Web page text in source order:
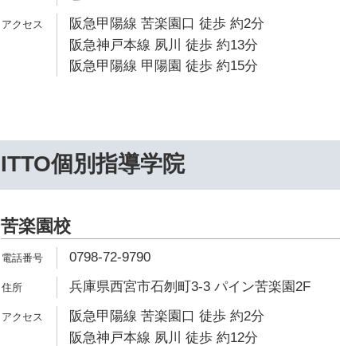
阪急甲陽線 苦楽園口 徒歩 約2分
阪急神戸本線 夙川 徒歩 約13分
阪急甲陽線 甲陽園 徒歩 約15分
ITTO個別指導学院
苦楽園校
0798-72-9790
兵庫県西宮市石刎町3-3 パイン苦楽園2F
阪急甲陽線 苦楽園口 徒歩 約2分
阪急神戸本線 夙川 徒歩 約12分